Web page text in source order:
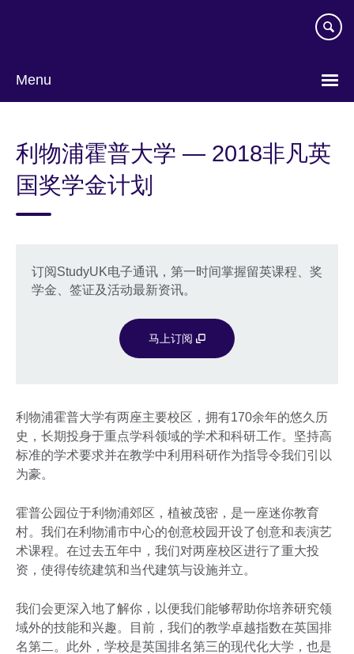
Menu
language
利物浦霍普大学 — 2018非凡英
国奖学金计划
订阅StudyUK电子通讯，第一时间掌握留英课程、奖
学金、签证及活动最新资讯。
马上订阅
利物浦霍普大学有两座主要校区，拥有170余年的悠久历
史，长期投身于重点学科领域的学术和科研工作。坚持高
标准的学术要求并在教学中利用科研作为指导令我们引以
为豪。
霍普公园位于利物浦郊区，植被茂密，是一座迷你教育
村。我们在利物浦市中心的创意校园开设了创意和表演艺
术课程。在过去五年中，我们对两座校区进行了重大投
资，使得传统建筑和当代建筑与设施并立。
我们会更深入地了解你，以便我们能够帮助你培养研究领
域外的技能和兴趣。目前，我们的教学卓越指数在英国排
名第二。此外，学校是英国排名第三的现代化大学，也是